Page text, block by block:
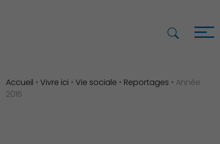
Accueil • Vivre ici • Vie sociale • Reportages • Année
2016